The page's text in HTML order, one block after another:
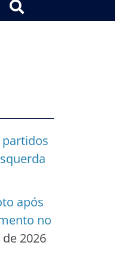
partidos
após
no
2026